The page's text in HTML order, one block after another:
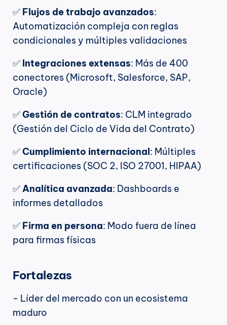
✅ Flujos de trabajo avanzados:
Automatización compleja con reglas
condicionales y múltiples validaciones
✅ Integraciones extensas: Más de 400
conectores (Microsoft, Salesforce, SAP,
Oracle)
✅ Gestión de contratos: CLM integrado
(Gestión del Ciclo de Vida del Contrato)
✅ Cumplimiento internacional: Múltiples
certificaciones (SOC 2, ISO 27001, HIPAA)
✅ Analítica avanzada: Dashboards e
informes detallados
✅ Firma en persona: Modo fuera de línea
para firmas físicas
Fortalezas
- Líder del mercado con un ecosistema
maduro